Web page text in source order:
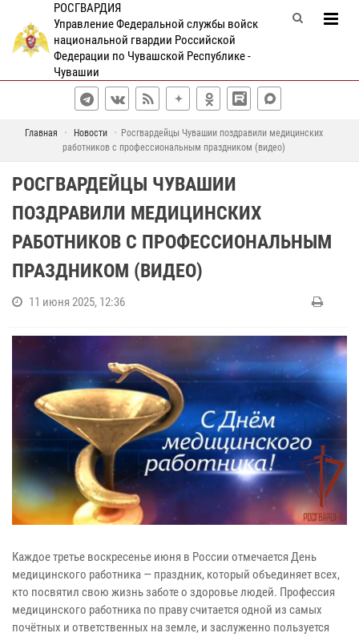
РОСГВАРДИЯ
Управление Федеральной службы войск
национальной гвардии Российской
Федерации по Чувашской Республике -
Чувашии
Главная Новости
Росгвардейцы Чувашии поздравили медицинских
работников с профессиональным праздником (видео)
РОСГВАРДЕЙЦЫ ЧУВАШИИ
ПОЗДРАВИЛИ МЕДИЦИНСКИХ
РАБОТНИКОВ С ПРОФЕССИОНАЛЬНЫМ
ПРАЗДНИКОМ (ВИДЕО)
11 июня 2025, 12:36
Каждое третье воскресенье июня в России отмечается День
медицинского работника — праздник, который объединяет всех,
кто посвятил свою жизнь заботе о здоровье людей. Профессия
медицинского работника по праву считается одной из самых
почётных и ответственных на земле, и заслуженно пользуется